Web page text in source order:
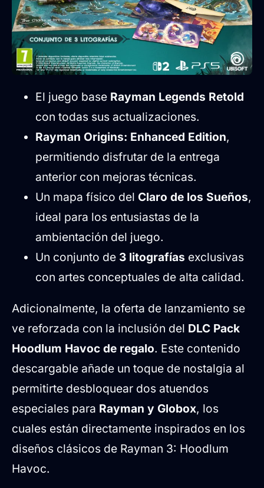
El juego base Rayman Legends Retold
con todas sus actualizaciones.
Rayman Origins: Enhanced Edition,
permitiendo disfrutar de la entrega
anterior con mejoras técnicas.
Un mapa físico del Claro de los Sueños,
ideal para los entusiastas de la
ambientación del juego.
Un conjunto de 3 litografías exclusivas
con artes conceptuales de alta calidad.
Adicionalmente, la oferta de lanzamiento se
ve reforzada con la inclusión del DLC Pack
Hoodlum Havoc de regalo. Este contenido
descargable añade un toque de nostalgia al
permitirte desbloquear dos atuendos
especiales para Rayman y Globox, los
cuales están directamente inspirados en los
diseños clásicos de Rayman 3: Hoodlum
Havoc.